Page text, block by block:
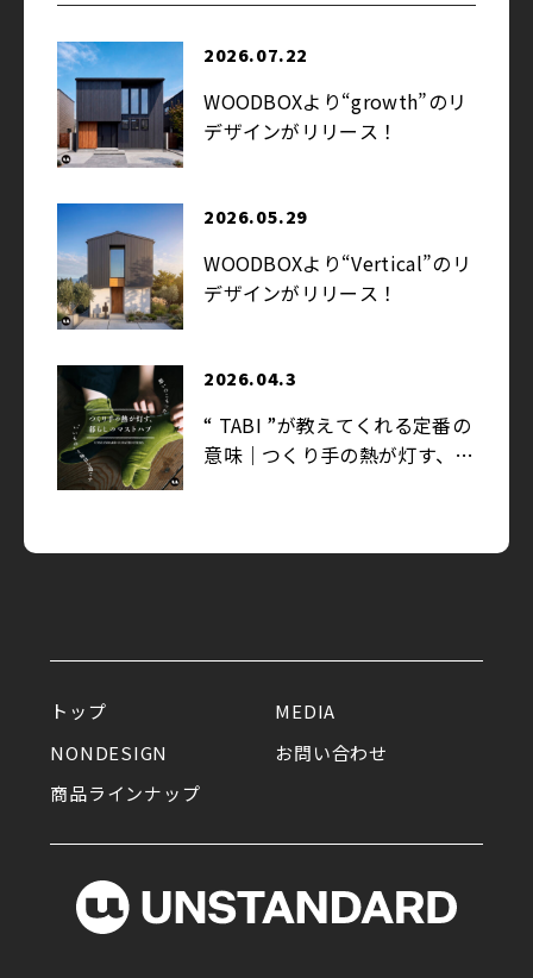
2026.07.22
WOODBOXより“growth”のリ
デザインがリリース！
2026.05.29
WOODBOXより“Vertical”のリ
デザインがリリース！
2026.04.3
“ TABI ”が教えてくれる定番の
意味｜つくり手の熱が灯す、暮
2026.03.13
ゆかりある物を集め、ひとが集
求
トップ
MEDIA
NONDESIGN
お問い合わせ
商品ラインナップ